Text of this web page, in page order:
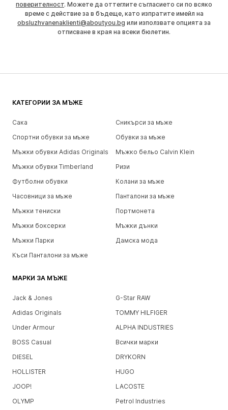
поверителност. Можете да оттеглите съгласието си по всяко
време с действие за в бъдеще, като изпратите имейл на
obsluzhvanenaklienti@aboutyou.bg или използвате опцията за
отписване в края на всеки бюлетин.
КАТЕГОРИИ ЗА МЪЖЕ
Сака
Сникърси за мъже
Спортни обувки за мъже
Обувки за мъже
Мъжки обувки Adidas Originals
Мъжко бельо Calvin Klein
Мъжки обувки Timberland
Ризи
Футболни обувки
Колани за мъже
Часовници за мъже
Панталони за мъже
Мъжки тениски
Портмонета
Мъжки боксерки
Мъжки дънки
Мъжки Парки
Дамска мода
Къси Панталони за мъже
МАРКИ ЗА МЪЖЕ
Jack & Jones
G-Star RAW
Adidas Originals
TOMMY HILFIGER
Under Armour
ALPHA INDUSTRIES
BOSS Casual
Всички марки
DIESEL
DRYKORN
HOLLISTER
HUGO
JOOP!
LACOSTE
OLYMP
Petrol Industries